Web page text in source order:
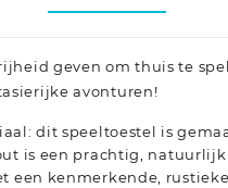
geven om thuis te
avonturen!
dit speeltoestel is
is een prachtig,
een kenmerkende,